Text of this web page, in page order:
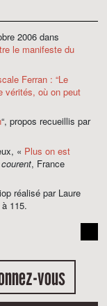
2006 dans
le manifeste du
Ferran : “Le
vérités, où on peut
“, propos recueillis par
« Plus on est
, France
réalisé par Laure
115.
vous